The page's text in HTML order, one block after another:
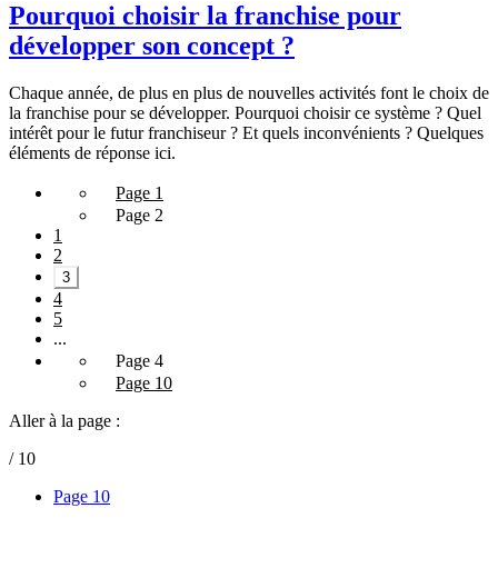
Pourquoi choisir la franchise pour
développer son concept ?
Chaque année, de plus en plus de nouvelles activités font le choix de
la franchise pour se développer. Pourquoi choisir ce système ? Quel
intérêt pour le futur franchiseur ? Et quels inconvénients ? Quelques
éléments de réponse ici.
Page 1
Page 2
1
2
3
4
5
...
Page 4
Page 10
Aller à la page :
/ 10
Page 10